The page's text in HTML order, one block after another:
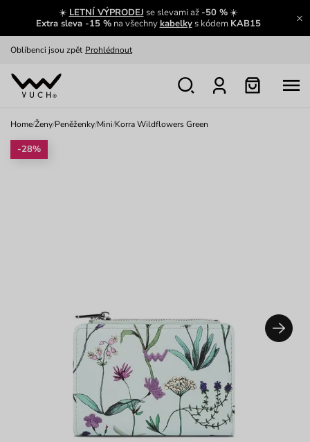
☀️ LETNÍ VÝPRODEJ se slevami až -50 %☀️
Extra sleva -15 %na všechnykabelkys kódem KAB15
Výměna a vrácení zdarma Zobrazit
Oblíbenci jsou zpět Prohlédnout
Nech se inspirovat
Home/Ženy/Peněženky/Mini/Korra Wildflowers Green
-28%